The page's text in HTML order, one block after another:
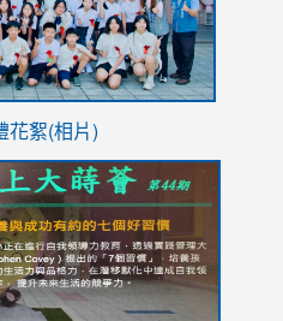
花絮(相片)
d/1I-
view?